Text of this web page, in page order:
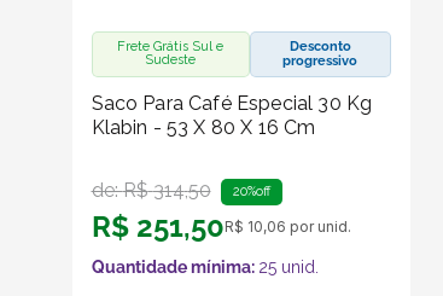
Frete Grátis Sul e
Sudeste
Desconto
progressivo
Saco Para Café Especial 30 Kg
Klabin - 53 X 80 X 16 Cm
de:R$ 314,50 20%off
R$ 251,50R$ 10,06 por unid.
Quantidade mínima: 25unid.